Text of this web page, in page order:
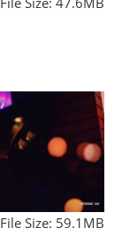
File Size: 59.1MB